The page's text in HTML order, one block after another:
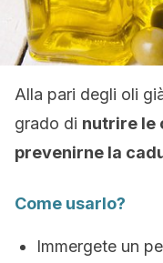
Alla pari degli oli
grado di nutrire le
prevenirne la
Come usarlo?
Immergete un